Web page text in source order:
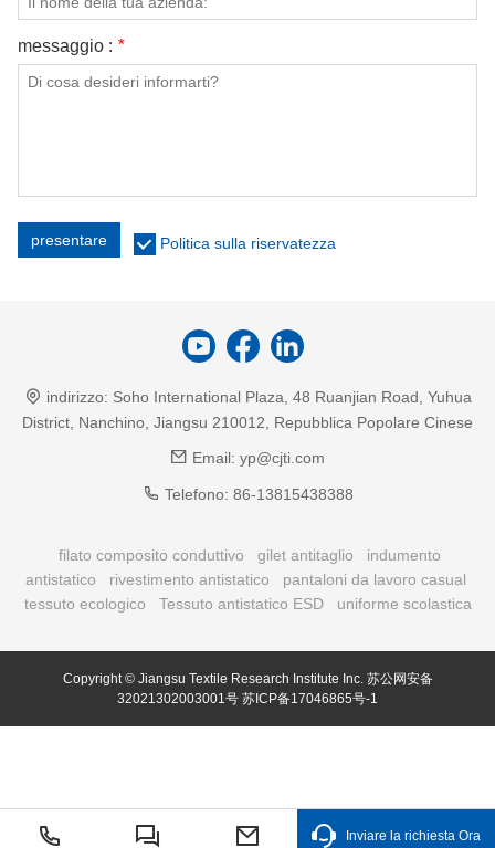
messaggio : *
presentare Politica sulla riservatezza
indirizzo: Soho International Plaza, 48 Ruanjian Road, Yuhua
District, Nanchino, Jiangsu 210012, Repubblica Popolare Cinese
Email: yp@cjti.com
Telefono: 86-13815438388
filato composito conduttivo gilet antitaglio
indumento
antistatico
rivestimento antistatico
pantaloni da lavoro casual
tessuto ecologico
Tessuto antistatico ESD uniforme scolastica
Copyright © Jiangsu Textile Research Institute Inc. 苏公网安备
32021302003001号 苏ICP备17046865号-1
Inviare la richiesta Ora